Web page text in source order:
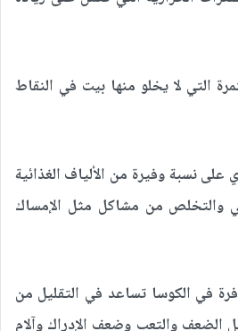
التي لا يخلو منها بيت في النقاط
نسبة وفيرة من الألياف الغذائية
والتخلص من مشاكل مثل الإمساك
في الكوسا تساعد في التقليل من